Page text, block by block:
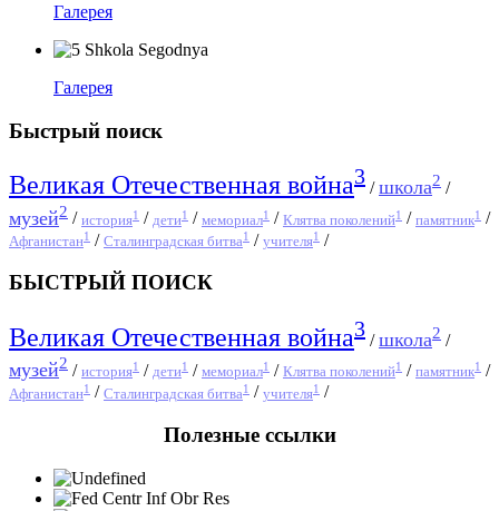
Галерея
Галерея
Быстрый поиск
Великая Отечественная война3 /школа2 /
музей2 / история1 / дети1 / мемориал1 / Клятва поколений1 / памятник1 /
Афганистан1 / Сталинградская битва1 / учителя1 /
БЫСТРЫЙ ПОИСК
Великая Отечественная война3 /школа2 /
музей2 / история1 / дети1 / мемориал1 / Клятва поколений1 / памятник1 /
Афганистан1 / Сталинградская битва1 / учителя1 /
Полезные ссылки